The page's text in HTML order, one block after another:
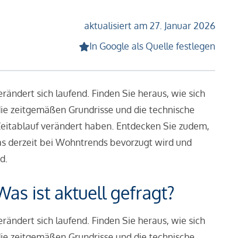
aktualisiert am 27. Januar 2026
In Google als Quelle festlegen
sich laufend. Finden Sie heraus, wie sich
zeitgemäßen Grundrisse und die technische
verändert haben. Entdecken Sie zudem,
derzeit bei Wohntrends bevorzugt wird und
ist aktuell gefragt?
sich laufend. Finden Sie heraus, wie sich